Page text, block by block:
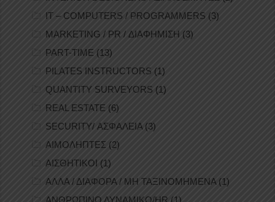
IT – COMPUTERS / PROGRAMMERS (3)
MARKETING / PR / ΔΙΑΦΗΜΙΣΗ (3)
PART-TIME (13)
PILATES INSTRUCTORS (1)
QUANTITY SURVEYORS (1)
REAL ESTATE (6)
SECURITY/ ΑΣΦΑΛΕΙΑ(3)
ΑΙΜΟΛΗΠΤΕΣ (2)
ΑΙΣΘΗΤΙΚΟΙ (1)
ΑΛΛΑ / ΔΙΑΦΟΡΑ / ΜΗ ΤΑΞΙΝΟΜΗΜΕΝΑ(1)
ΑΝΘΡΩΠΙΝΟ ΔΥΝΑΜΙΚΟ/HR (1)